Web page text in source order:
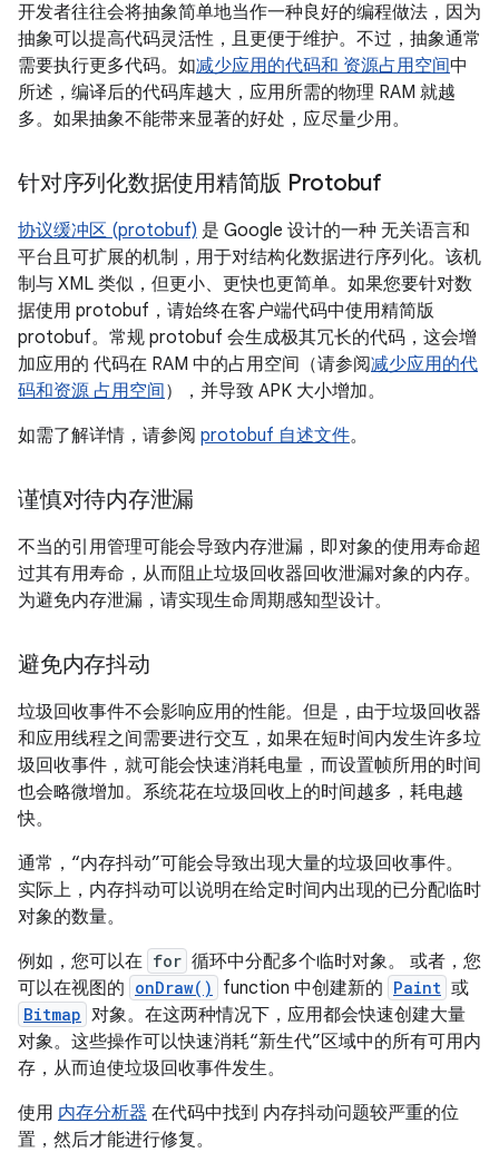
开发者往往会将抽象简单地当作一种良好的编程做法，因为
抽象可以提高代码灵活性，且更便于维护。不过，抽象通常
需要执行更多代码。如减少应用的代码和 资源占用空间中
所述，编译后的代码库越大，应用所需的物理 RAM 就越
多。如果抽象不能带来显著的好处，应尽量少用。
针对序列化数据使用精简版 Protobuf
协议缓冲区 (protobuf) 是 Google 设计的一种 无关语言和
平台且可扩展的机制，用于对结构化数据进行序列化。该机
制与 XML 类似，但更小、更快也更简单。如果您要针对数
据使用 protobuf，请始终在客户端代码中使用精简版
protobuf。常规 protobuf 会生成极其冗长的代码，这会增
加应用的 代码在 RAM 中的占用空间（请参阅减少应用的代
码和资源 占用空间 ），并导致 APK 大小增加。
如需了解详情，请参阅 protobuf 自述文件。
谨慎对待内存泄漏
不当的引用管理可能会导致内存泄漏，即对象的使用寿命超
过其有用寿命，从而阻止垃圾回收器回收泄漏对象的内存。
为避免内存泄漏，请实现生命周期感知型设计。
避免内存抖动
垃圾回收事件不会影响应用的性能。但是，由于垃圾回收器
和应用线程之间需要进行交互，如果在短时间内发生许多垃
圾回收事件，就可能会快速消耗电量，而设置帧所用的时间
也会略微增加。系统花在垃圾回收上的时间越多，耗电越
快。
通常，“内存抖动”可能会导致出现大量的垃圾回收事件。
实际上，内存抖动可以说明在给定时间内出现的已分配临时
对象的数量。
例如，您可以在 for 循环中分配多个临时对象。 或者，您
可以在视图的 onDraw() function 中创建新的 Paint 或
Bitmap 对象。在这两种情况下，应用都会快速创建大量
对象。这些操作可以快速消耗“新生代”区域中的所有可用内
存，从而迫使垃圾回收事件发生。
使用 内存分析器 在代码中找到 内存抖动问题较严重的位
置，然后才能进行修复。